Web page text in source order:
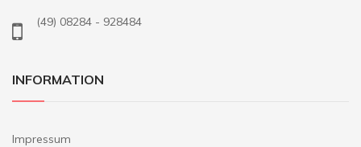
(49) 08284 - 928484
INFORMATION
Impressum